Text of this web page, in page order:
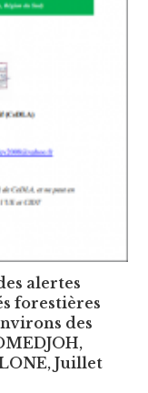
alertes
forestières
des
Juillet